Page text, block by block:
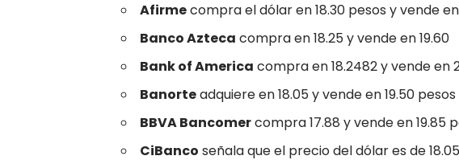
Afirmecompra el dólar en 18.30 pesos y vende en
Banco Azteca compra en 18.25 y vende en 19.60
Bank of America compra en 18.2482 y vende en
Banorteadquiere en 18.05 y vende en 19.50
BBVA Bancomercompra 17.88 y vende en
CiBanco señala que el precio del dólar es de